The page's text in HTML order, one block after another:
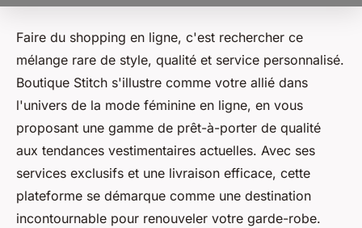
Faire du shopping en ligne, c'est rechercher ce
mélange rare de style, qualité et service personnalisé.
Boutique Stitch s'illustre comme votre allié dans
l'univers de la mode féminine en ligne, en vous
proposant une gamme de prêt-à-porter de qualité
aux tendances vestimentaires actuelles. Avec ses
services exclusifs et une livraison efficace, cette
plateforme se démarque comme une destination
incontournable pour renouveler votre garde-robe.